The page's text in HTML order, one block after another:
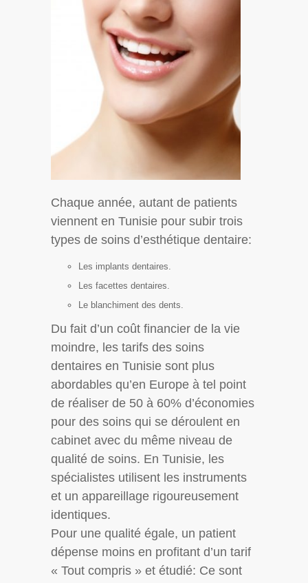
Chaque année, autant de patients
viennent en Tunisie pour subir trois
types de soins d’esthétique dentaire:
Les implants dentaires.
Les facettes dentaires.
Le blanchiment des dents.
Du fait d’un coût financier de la vie
moindre, les tarifs des soins
dentaires en Tunisie sont plus
abordables qu’en Europe à tel point
de réaliser de 50 à 60% d’économies
pour des soins qui se déroulent en
cabinet avec du même niveau de
qualité de soins. En Tunisie, les
spécialistes utilisent les instruments
et un appareillage rigoureusement
identiques.
Pour une qualité égale, un patient
dépense moins en profitant d’un tarif
« Tout compris » et étudié: Ce sont